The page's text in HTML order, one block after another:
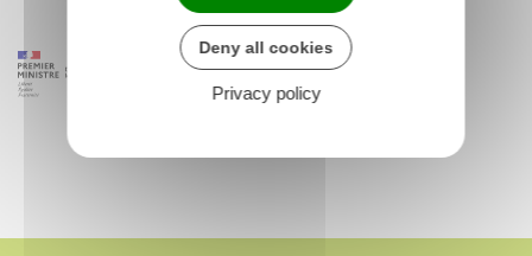
Deny all cookies
Privacy policy